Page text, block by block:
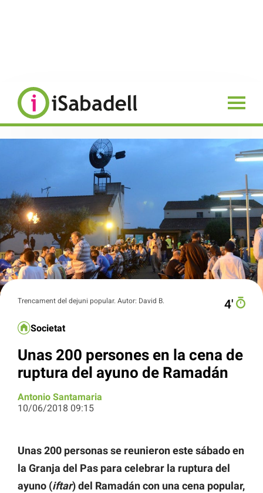
Trencament del dejuni popular. Autor: David B. 4′
Societat
Unas 200 persones en la cena de
ruptura del ayuno de Ramadán
Antonio Santamaria
10/06/2018 09:15
Unas 200 personas se reunieron este sábado en
la Granja del Pas para celebrar la ruptura del
ayuno (iftar) del Ramadán con una cena popular,